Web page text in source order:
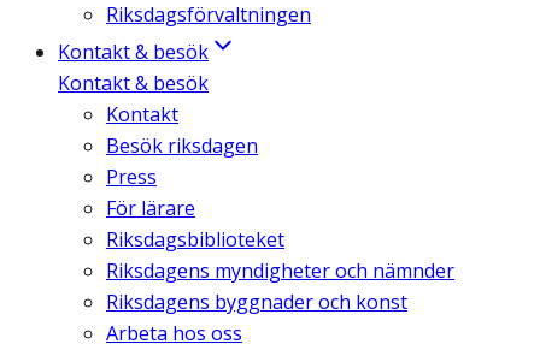
Riksdagsförvaltningen
Kontakt & besök
Kontakt & besök
Kontakt
Besök riksdagen
Press
För lärare
Riksdagsbiblioteket
Riksdagens myndigheter och nämnder
Riksdagens byggnader och konst
Arbeta hos oss